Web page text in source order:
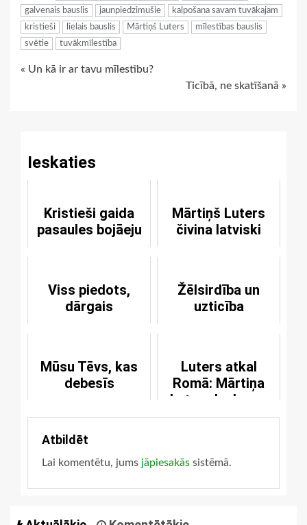
galvenais bauslis
jaunpiedzimušie
kalpošana savam tuvākajam
kristieši
lielais bauslis Mārtiņš Luters
mīlestības bauslis
svētie
tuvākmīlestība
Continue
« Un kā ir ar tavu mīlestību?
Ticībā, ne skatīšanā »
Ieskaties
Kristieši gaida
pasaules bojāeju
Mārtiņš Luters
čivina latviski
Viss piedots,
dārgais
Žēlsirdība un
uzticība
Mūsu Tēvs, kas
debesīs
Luters atkal
Romā: Mārtiņa
Lutera laukums
Atbildēt
Lai komentētu, jums jāpiesakās sistēmā.